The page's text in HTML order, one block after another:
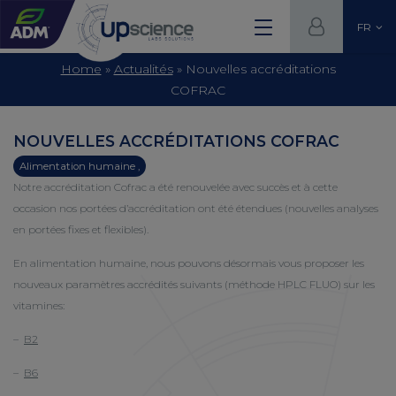
FR
Home » Actualités» Nouvelles accréditations
COFRAC
NOUVELLES ACCRÉDITATIONS COFRAC
Alimentation humaine ,
Notre accréditation Cofrac a été renouvelée avec succès et à cette
occasion nos portées d’accréditation ont été étendues (nouvelles analyses
en portées fixes et flexibles).
En alimentation humaine, nous pouvons désormais vous proposer les
nouveaux paramètres accrédités suivants (méthode HPLC FLUO) sur les
vitamines:
– B2
– B6